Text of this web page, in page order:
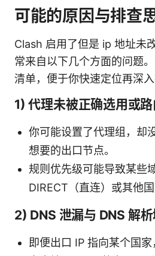
可能的原因与排查
Clash 启用了但是 ip 地址未
常来自以下几个方面的问题
清单，便于你快速定位再深入
1) 代理未被正确选用或
你可能设置了代理组，却
想要的出口节点。
规则优先级可能导致某些
DIRECT（直连）或其他国
2) DNS 泄漏与 DNS 解
即便出口 IP 指向某个国